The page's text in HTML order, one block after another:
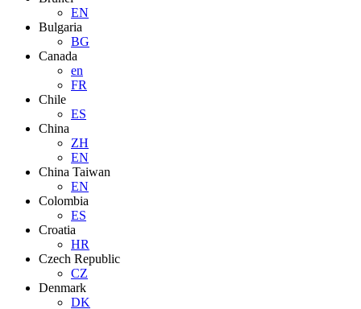
EN
Bulgaria
BG
Canada
en
FR
Chile
ES
China
ZH
EN
China Taiwan
EN
Colombia
ES
Croatia
HR
Czech Republic
CZ
Denmark
DK